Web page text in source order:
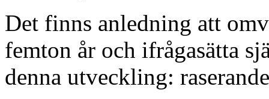
Det finns anledning att
femton år och ifrågasätta
denna utveckling: